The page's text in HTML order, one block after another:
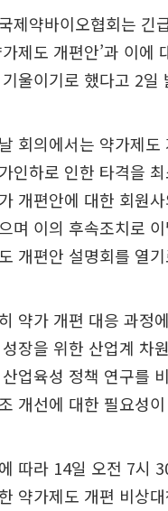
제약바이오협회는 긴
가제도 개편안’과 이
울이기로 했다고 2일
회의에서는 약가제
인하로 인한 타격을
개편안에 대한 회원
며 이의 후속조치로
개편안 설명회를 열
약가 개편 대응 과정
장을 위한 산업계 차
업육성 정책 연구를
개선에 대한 필요성
따라 14일 오전 7시
약가제도 개편 비상